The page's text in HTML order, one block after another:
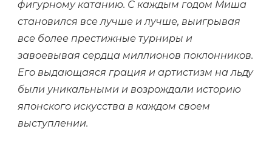
фигурному катанию. С каждым годом Миша
становился все лучше и лучше, выигрывая
все более престижные турниры и
завоевывая сердца миллионов поклонников.
Его выдающаяся грация и артистизм на льду
были уникальными и возрождали историю
японского искусства в каждом своем
выступлении.